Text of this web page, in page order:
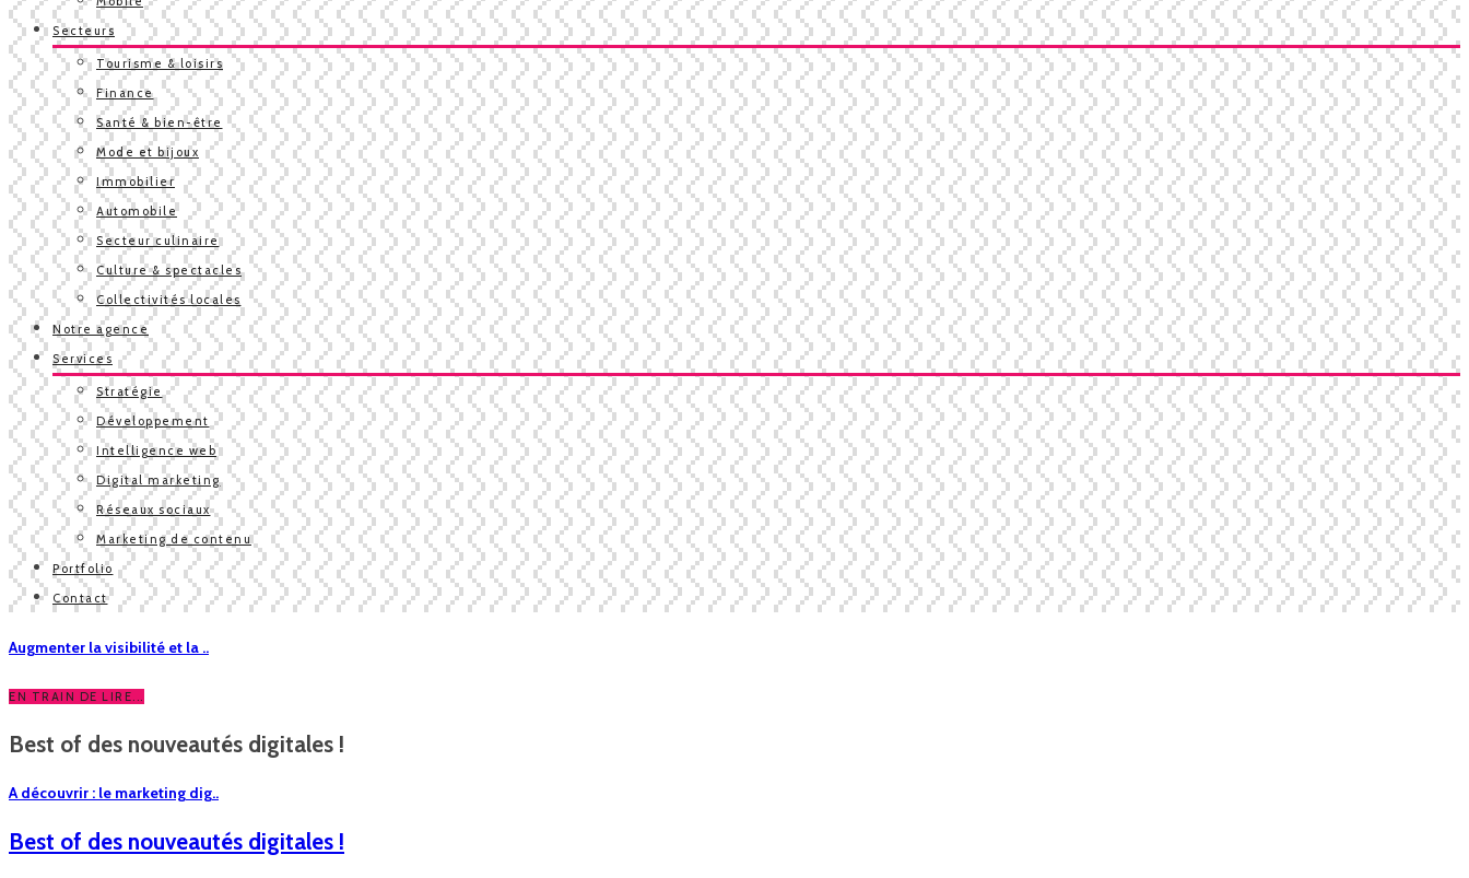
Secteurs
Tourisme & loisirs
Finance
Santé & bien-être
Mode et bijoux
Immobilier
Automobile
Secteur culinaire
Culture & spectacles
Collectivités locales
Notre agence
Services
Stratégie
Développement
Intelligence web
Digital marketing
Réseaux sociaux
Marketing de contenu
Portfolio
Contact
Augmenter la visibilité et la ..
EN TRAIN DE LIRE...
Best of des nouveautés digitales !
A découvrir : le marketing dig..
Best of des nouveautés digitales !